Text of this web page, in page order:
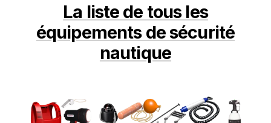
La liste de tous les
équipements de sécurité
nautique